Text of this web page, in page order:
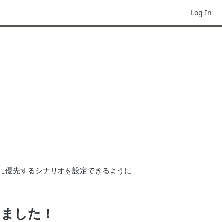
Log In
優先するシナリオを設定できるように
した！